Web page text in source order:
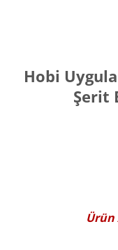
Hobi
Şerit
Ürün